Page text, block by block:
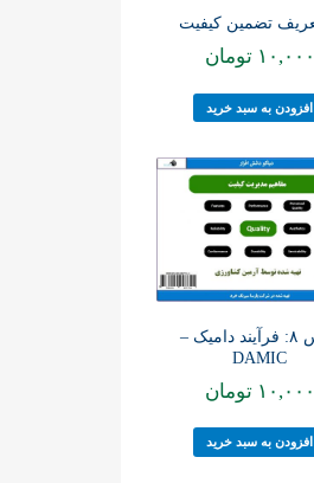
۱۰,۰۰۰ تومان
افزودن به سبد خرید
درس ۸: فرآیند دامیک –
DAMIC
۱۰,۰۰۰ تومان
افزودن به سبد خرید